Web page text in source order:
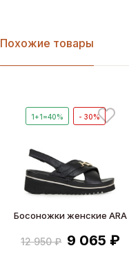
Похожие товары
1+1=40% - 30%
Босоножки женские ARA
12 950 ₽ 9 065 ₽